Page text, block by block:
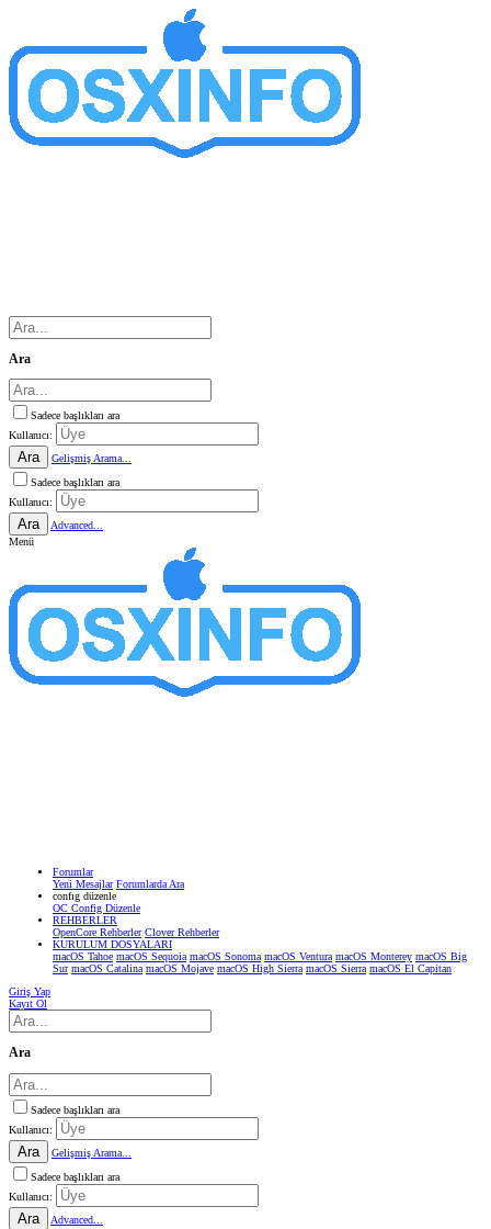
Ara
Sadece başlıkları ara
Kullanıcı:
Ara
Gelişmiş Arama...
Sadece başlıkları ara
Kullanıcı:
Ara
Advanced...
Menü
Forumlar
Yeni Mesajlar Forumlarda Ara
confıg düzenle
OC Config Düzenle
REHBERLER
OpenCore Rehberler Clover Rehberler
KURULUM DOSYALARI
macOS Tahoe macOS Sequoia macOS Sonoma macOS Ventura macOS Monterey macOS Big
Sur macOS Catalina macOS Mojave macOS High Sierra macOS Sierra macOS El Capitan
Giriş Yap
Kayıt Ol
Ara
Sadece başlıkları ara
Kullanıcı:
Ara
Gelişmiş Arama...
Sadece başlıkları ara
Kullanıcı:
Ara
Advanced...